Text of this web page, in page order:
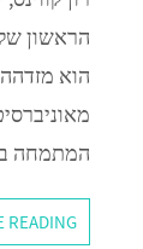
הראשון
הוא
המתמחה
READING